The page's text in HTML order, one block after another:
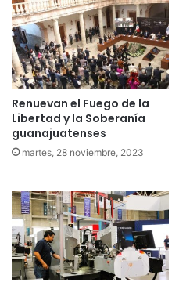
Renuevan el Fuego de la
Libertad y la Soberanía
guanajuatenses
martes, 28 noviembre, 2023